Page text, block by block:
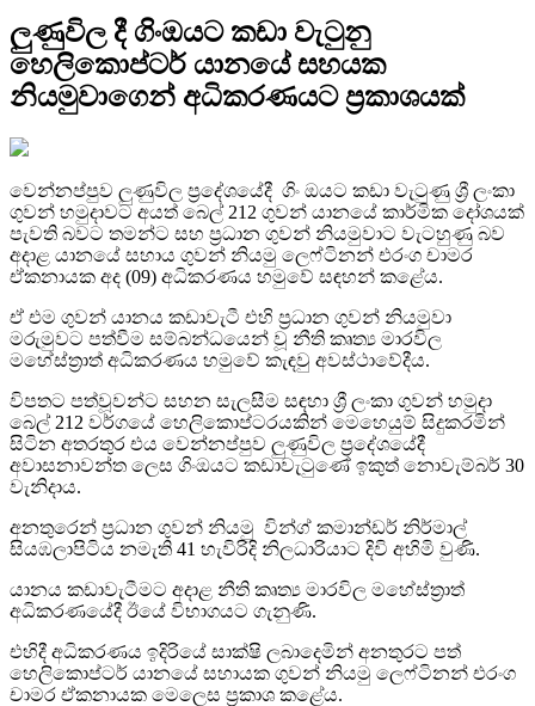
ලුණුවිල දී ගිංඔයට කඩා වැටුනු
හෙලිකොප්ටර් යානයේ සහයක
නියමුවාගෙන් අධිකරණයට ප්‍රකාශයක්
වෙන්නප්පුව ලුණුවිල ප්‍රදේශයේදී ගිං ඔයට කඩා වැටුණු ශ්‍රී ලංකා
ගුවන් හමුදාවට අයත් බෙල් 212 ගුවන් යානයේ කාර්මික දෝශයක්
පැවති බවට තමන්ට සහ ප්‍රධාන ගුවන් නියමුවාට වැටහුණු බව
අදාළ යානයේ සහාය ගුවන් නියමු ලෙෆ්ටිනන් එරංග චාමර
ඒකනායක අද (09) අධිකරණය හමුවේ සඳහන් කළේය.
ඒ එම ගුවන් යානය කඩාවැටී එහි ප්‍රධාන ගුවන් නියමුවා
මරුමුවට පත්වීම සම්බන්ධයෙන් වූ නීති කෘත්‍ය මාරවිල
මහේස්ත්‍රාත් අධිකරණය හමුවේ කැඳවු අවස්ථාවේදීය.
විපතට පත්වූවන්ට සහන සැලසීම සඳහා ශ්‍රී ලංකා ගුවන් හමුදා
බෙල් 212 වර්ගයේ හෙලිකොප්ටරයකින් මෙහෙයුම් සිදුකරමින්
සිටින අතරතුර එය වෙන්නප්පුව ලුණුවිල ප්‍රදේශයේදී
අවාසනාවන්ත ලෙස ගිංඔයට කඩාවැටුණේ ඉකුත් නොවැම්බර් 30
වැනිදාය.
අනතුරෙන් ප්‍රධාන ගුවන් නියමු වින්ග් කමාන්ඩර් නිර්මාල්
සියඹලාපිටිය නමැති 41 හැවිරිදි නිලධාරියාට දිවි අහිමි වුණි.
යානය කඩාවැටීමට අදාළ නීති කෘත්‍ය මාරවිල මහේස්ත්‍රාත්
අධිකරණයේදී ඊයේ විභාගයට ගැනුණි.
එහිදී අධිකරණය ඉදිරියේ සාක්ෂි ලබාදෙමින් අනතුරට පත්
හෙලිකොප්ටර් යානයේ සහායක ගුවන් නියමු ලෙෆ්ටිනන් එරංග
චාමර ඒකනායක මෙලෙස ප්‍රකාශ කළේය.